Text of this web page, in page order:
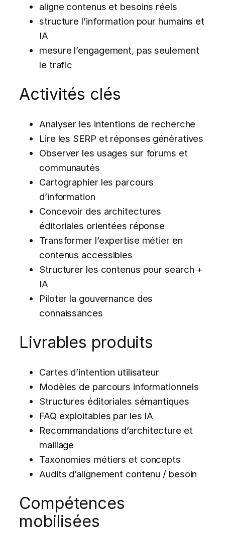
aligne contenus et besoins réels
structure l’information pour humains et
IA
mesure l’engagement, pas seulement
le trafic
Activités clés
Analyser les intentions de recherche
Lire les SERP et réponses génératives
Observer les usages sur forums et
communautés
Cartographier les parcours
d’information
Concevoir des architectures
éditoriales orientées réponse
Transformer l’expertise métier en
contenus accessibles
Structurer les contenus pour search +
IA
Piloter la gouvernance des
connaissances
Livrables produits
Cartes d’intention utilisateur
Modèles de parcours informationnels
Structures éditoriales sémantiques
FAQ exploitables par les IA
Recommandations d’architecture et
maillage
Taxonomies métiers et concepts
Audits d’alignement contenu / besoin
Compétences
mobilisées